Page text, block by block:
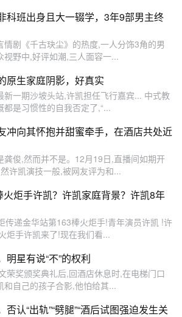
科班出身且大一辍学，3年9部男主终
情剧《千古玦尘》的热度,一人分饰3角的男
视野中,好评如潮,三人面容一...
原生家庭阴影，好真实
新一期沙坡头站,许凯担任飞行嘉宾... 中式教
是习惯性的自我否定了,“...
冲向其怀抱并甜蜜牵手，在酒店共处近
龚俊,然而并不是。12月19日,直播间如期开
许凯演技一般,被网友评为和...
炬手许凯？许凯家庭背景？许凯8年
传递金华站第163棒火炬手!青年演员许凯 !许
炬手许凯来了!现在我们看...
星有说“不”的权利
荣奖颁奖典礼后,回酒店休息时,在电梯门口
和自己的孩子合影,他怕给其...
认“出轨”“劈腿”“酒后试图强迫发生关